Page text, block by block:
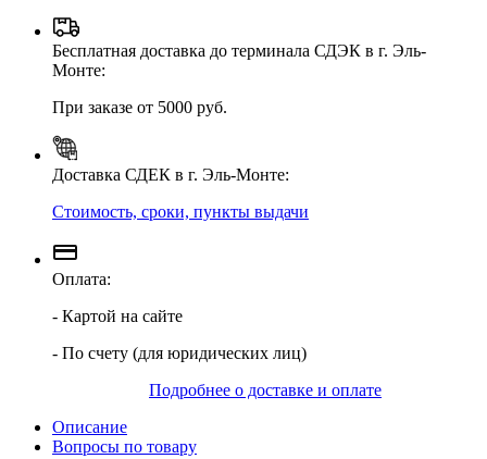
Бесплатная доставка до терминала СДЭК в г. Эль-
Монте:
При заказе от 5000 руб.
Доставка СДЕК в г. Эль-Монте:
Стоимость, сроки, пункты выдачи
Оплата:
- Картой на сайте
- По счету (для юридических лиц)
Подробнее о доставке и оплате
Описание
Вопросы по товару